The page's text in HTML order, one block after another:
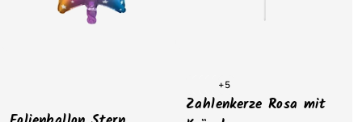
+5
Zahlenkerze Rosa mit